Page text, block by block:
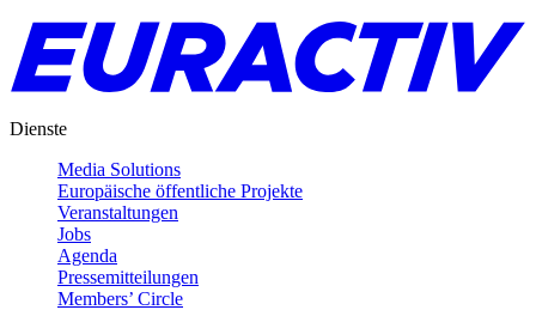
Dienste
Media Solutions
Europäische öffentliche Projekte
Veranstaltungen
Jobs
Agenda
Pressemitteilungen
Members’ Circle